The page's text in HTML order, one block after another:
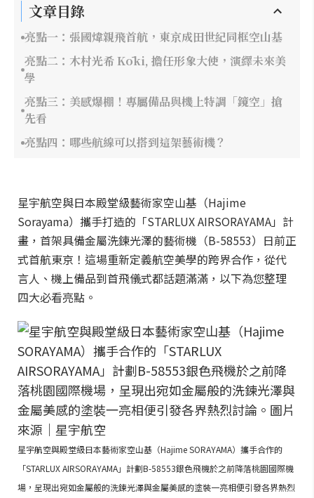
文章目錄
亮點一：張國煒親飛首航，東京成田世紀同框空山基
亮點二：木村光希 Kōki, 擔任形象大使，演繹未來美
學
亮點三：美感爆棚！專屬備品與機上特調「鏡空」搶
先看
亮點四：哪些航線可以搭到這架藝術機？
星宇航空與日本殿堂級藝術家空山基（Hajime
Sorayama）攜手打造的「STARLUX AIRSORAYAMA」計
畫，首架具備金屬洗鍊光澤的藝術機（B-58553）日前正
式首航東京！這場重新定義航空美學的跨界合作，從代
言人、機上備品到首飛儀式都話題滿滿，以下為您整理
四大必看亮點。
星宇航空與殿堂級日本藝術家空山基（Hajime SORAYAMA）攜手合作的
「STARLUX AIRSORAYAMA」計劃B-58553銀色飛機於之前降落桃園國際機
場，呈現出宛如金屬般的洗鍊光澤與金屬美感的塗裝一亮相便引發各界熱烈